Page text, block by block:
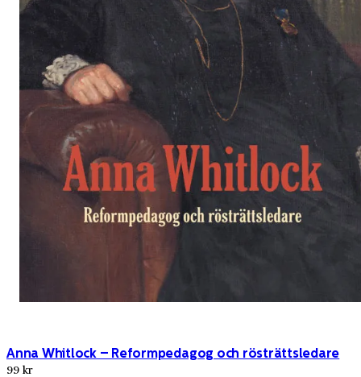
Anna Whitlock – Reformpedagog och rösträttsledare
99 kr